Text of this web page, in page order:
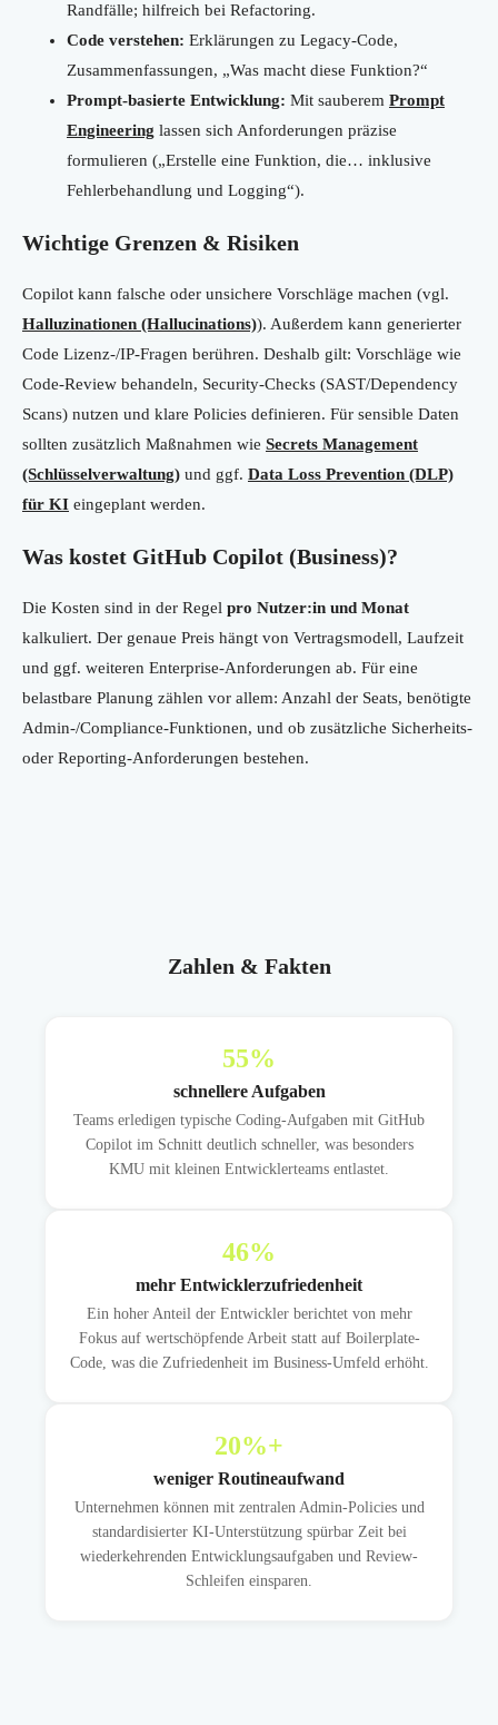
Randfälle; hilfreich bei Refactoring.
Code verstehen: Erklärungen zu Legacy-Code,
Zusammenfassungen, „Was macht diese Funktion?“
Prompt-basierte Entwicklung: Mit sauberem Prompt
Engineering lassen sich Anforderungen präzise
formulieren („Erstelle eine Funktion, die… inklusive
Fehlerbehandlung und Logging“).
Wichtige Grenzen & Risiken
Copilot kann falsche oder unsichere Vorschläge machen (vgl.
Halluzinationen (Hallucinations)). Außerdem kann generierter
Code Lizenz-/IP-Fragen berühren. Deshalb gilt: Vorschläge wie
Code-Review behandeln, Security-Checks (SAST/Dependency
Scans) nutzen und klare Policies definieren. Für sensible Daten
sollten zusätzlich Maßnahmen wie Secrets Management
(Schlüsselverwaltung) und ggf. Data Loss Prevention (DLP)
für KI eingeplant werden.
Was kostet GitHub Copilot (Business)?
Die Kosten sind in der Regel pro Nutzer:in und Monat
kalkuliert. Der genaue Preis hängt von Vertragsmodell, Laufzeit
und ggf. weiteren Enterprise-Anforderungen ab. Für eine
belastbare Planung zählen vor allem: Anzahl der Seats, benötigte
Admin-/Compliance-Funktionen, und ob zusätzliche Sicherheits-
oder Reporting-Anforderungen bestehen.
Zahlen & Fakten
55%
schnellere Aufgaben
Teams erledigen typische Coding-Aufgaben mit GitHub
Copilot im Schnitt deutlich schneller, was besonders
KMU mit kleinen Entwicklerteams entlastet.
46%
mehr Entwicklerzufriedenheit
Ein hoher Anteil der Entwickler berichtet von mehr
Fokus auf wertschöpfende Arbeit statt auf Boilerplate-
Code, was die Zufriedenheit im Business-Umfeld erhöht.
20%+
weniger Routineaufwand
Unternehmen können mit zentralen Admin-Policies und
standardisierter KI-Unterstützung spürbar Zeit bei
wiederkehrenden Entwicklungsaufgaben und Review-
Schleifen einsparen.